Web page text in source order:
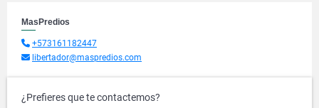
MasPredios
+573161182447
libertador@maspredios.com
¿Prefieres que te contactemos?